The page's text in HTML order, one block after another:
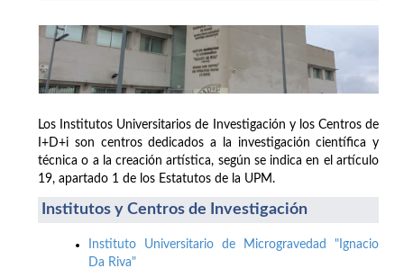
Los Institutos Universitarios de Investigación y los Centros de
I+D+i son centros dedicados a la investigación científica y
técnica o a la creación artística, según se indica en el artículo
19, apartado 1 de los Estatutos de la UPM.
Institutos y Centros de Investigación
Instituto Universitario de Microgravedad "Ignacio
Da Riva"